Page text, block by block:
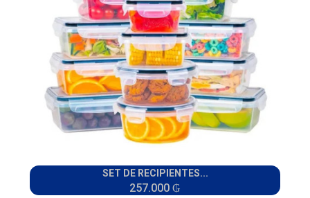
SET DE RECIPIENTES...
257.000 ₲